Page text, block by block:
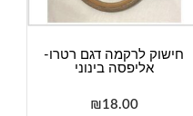
חישוק לרקמה דגם רטרו-
אליפסה בינוני
₪18.00